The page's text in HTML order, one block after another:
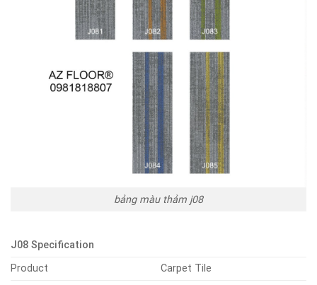
bảng màu thảm j08
J08 Specification
Product
Carpet Tile